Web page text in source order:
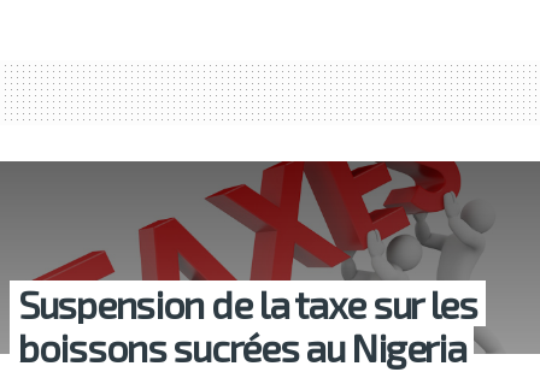
Suspension de la taxe sur les
boissons sucrées au Nigeria